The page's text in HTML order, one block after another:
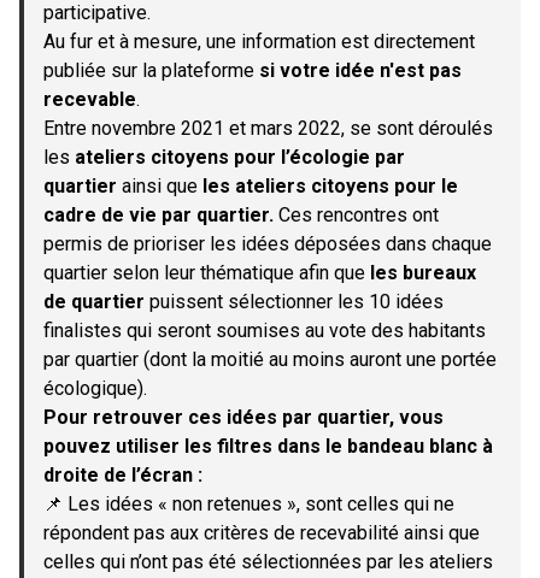
participative.
Au fur et à mesure, une information est directement
publiée sur la plateforme si votre idée n'est pas
recevable.
Entre novembre 2021 et mars 2022, se sont déroulés
les ateliers citoyens pour l’écologie par
quartier ainsi que les ateliers citoyens pour le
cadre de vie par quartier. Ces rencontres ont
permis de prioriser les idées déposées dans chaque
quartier selon leur thématique afin que les bureaux
de quartier puissent sélectionner les 10 idées
finalistes qui seront soumises au vote des habitants
par quartier (dont la moitié au moins auront une portée
écologique).
Pour retrouver ces idées par quartier, vous
pouvez utiliser les filtres dans le bandeau blanc à
droite de l’écran :
📌 Les idées « non retenues », sont celles qui ne
répondent pas aux critères de recevabilité ainsi que
celles qui n’ont pas été sélectionnées par les ateliers